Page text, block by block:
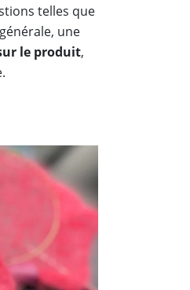
telles que
une
le produit,